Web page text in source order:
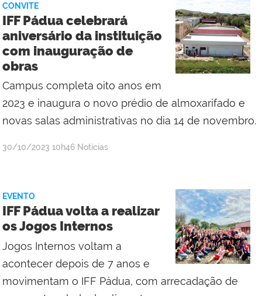
Campus
Campos
Centro
CONVITE
IFF Pádua celebrará
aniversário da instituição
com inauguração de
obras
Campus completa oito anos em
2023 e inaugura o novo prédio de almoxarifado e
novas salas administrativas no dia 14 de novembro.
por
Vieira
publicado
30/10/2023 10h46 Notícias
EVENTO
IFF Pádua volta a realizar
os Jogos Internos
Jogos Internos voltam a
acontecer depois de 7 anos e
movimentam o IFF Pádua, com arrecadação de